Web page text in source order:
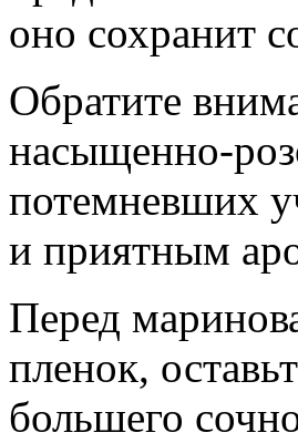
оно сохранит
Обратите
насыщенно-
потемневших
и приятным
Перед
пленок,
большего